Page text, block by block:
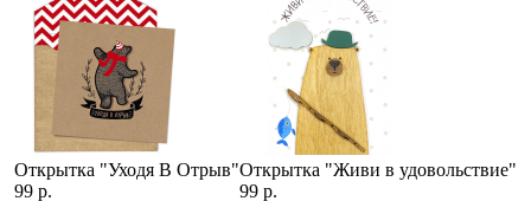
Открытка "Уходя В Отрыв"
99 р.
Открытка "Живи в удовольствие"
99 р.